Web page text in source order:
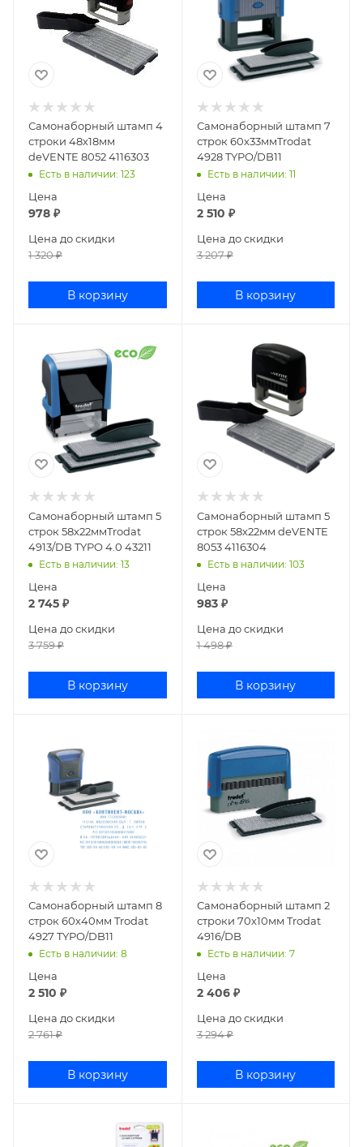
Самонаборный штамп 4
строки 48х18мм
deVENTE 8052 4116303
Есть в наличии: 123
Цена
978 ₽
Цена до скидки
1 320₽
В корзину
Самонаборный штамп 7
строк 60х33ммTrodat
4928 TYPO/DB11
Есть в наличии: 11
Цена
2 510 ₽
Цена до скидки
3 207₽
В корзину
Самонаборный штамп 5
строк 58х22ммTrodat
4913/DB TYPO 4.0 43211
Есть в наличии: 13
Цена
2 745 ₽
Цена до скидки
3 759₽
В корзину
Самонаборный штамп 5
строк 58х22мм deVENTE
8053 4116304
Есть в наличии: 103
Цена
983₽
Цена до скидки
1 498₽
В корзину
Самонаборный штамп 8
строк 60х40мм Trodat
4927 TYPO/DB11
Есть в наличии: 8
Цена
2 510 ₽
Цена до скидки
2 761₽
В корзину
Самонаборный штамп 2
строки 70х10мм Trodat
4916/DB
Есть в наличии: 7
Цена
2 406₽
Цена до скидки
3 294₽
В корзину